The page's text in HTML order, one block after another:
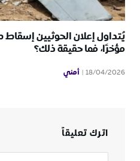
يُتداول إعلان الحوثيين
مؤخرًا، فما حقيقة ذلك؟
18/04/2026 أمني
اترك تعليقاً